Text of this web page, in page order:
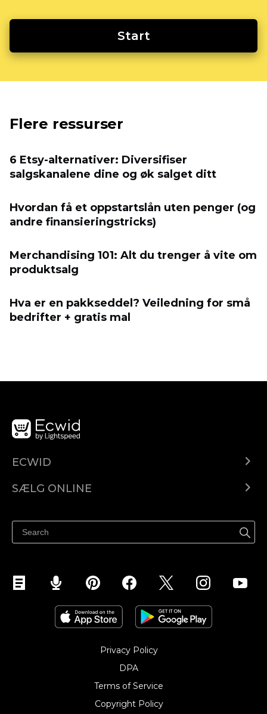
Start
Flere ressurser
6 Etsy-alternativer: Diversifiser
salgskanalene dine og øk salget ditt
Hvordan få et oppstartslån uten penger (og
andre finansieringstricks)
Merchandising 101: Alt du trenger å vite om
produktsalg
Hva er en pakkseddel? Veiledning for små
bedrifter + gratis mal
ECWID
Pris
SÆLG ONLINE
Sælg på Facebook
Sælg på Instagram
Privacy Policy
DPA
Terms of Service
Copyright Policy‎